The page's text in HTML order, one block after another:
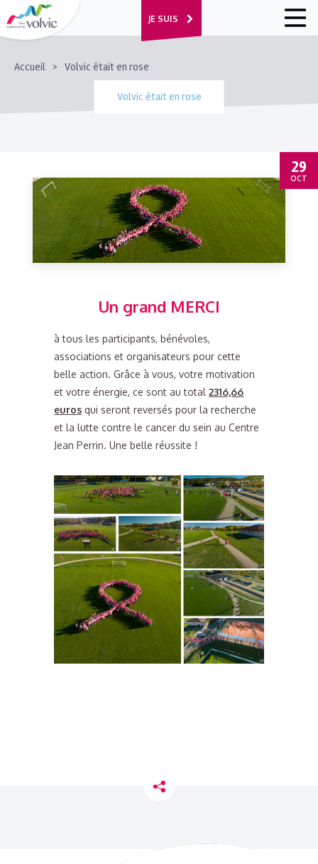
JE SUIS
FIL
D'ARIANE
Accueil Volvic était en rose
Volvic était en rose
29
OCT
Un grand MERCI
à tous les participants, bénévoles,
associations et organisateurs pour cette
belle action. Grâce à vous, votre motivation
et votre énergie, ce sont au total2316,66
euros qui seront reversés pour la recherche
et la lutte contre le cancer du sein au Centre
Jean Perrin. Une belle réussite !